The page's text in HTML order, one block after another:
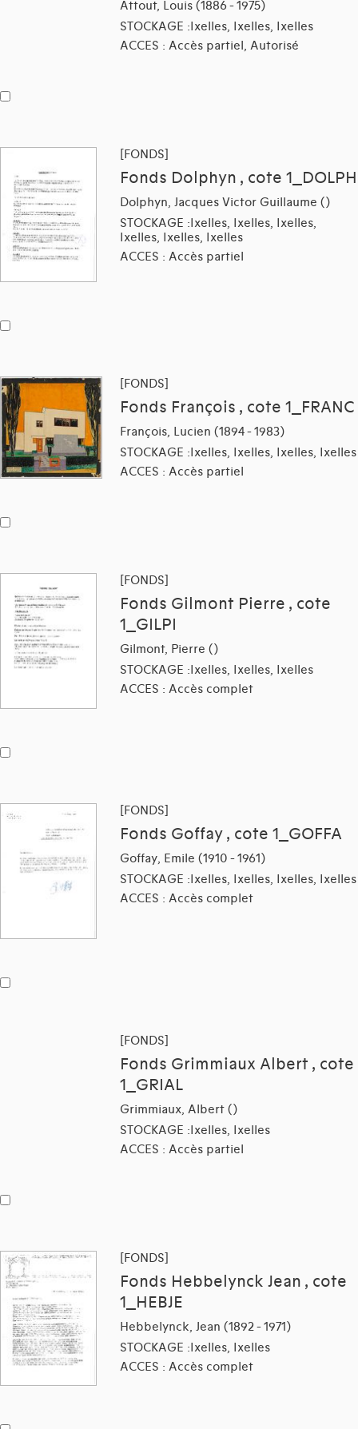
Attout, Louis (1886 - 1975)
STOCKAGE :Ixelles, Ixelles, Ixelles
ACCES : Accès partiel, Autorisé
[FONDS]
Fonds Dolphyn , cote 1_DOLPH
Dolphyn, Jacques Victor Guillaume ()
STOCKAGE :Ixelles, Ixelles, Ixelles,
Ixelles, Ixelles, Ixelles
ACCES : Accès partiel
[FONDS]
Fonds François , cote 1_FRANC
François, Lucien (1894 - 1983)
STOCKAGE :Ixelles, Ixelles, Ixelles, Ixelles
ACCES : Accès partiel
[FONDS]
Fonds Gilmont Pierre , cote
1_GILPI
Gilmont, Pierre ()
STOCKAGE :Ixelles, Ixelles, Ixelles
ACCES : Accès complet
[FONDS]
Fonds Goffay , cote 1_GOFFA
Goffay, Emile (1910 - 1961)
STOCKAGE :Ixelles, Ixelles, Ixelles, Ixelles
ACCES : Accès complet
[FONDS]
Fonds Grimmiaux Albert , cote
1_GRIAL
Grimmiaux, Albert ()
STOCKAGE :Ixelles, Ixelles
ACCES : Accès partiel
[FONDS]
Fonds Hebbelynck Jean , cote
1_HEBJE
Hebbelynck, Jean (1892 - 1971)
STOCKAGE :Ixelles, Ixelles
ACCES : Accès complet